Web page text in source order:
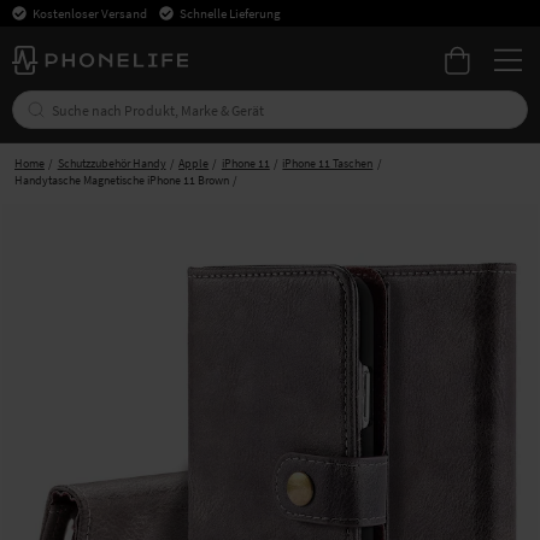
Kostenloser Versand Schnelle Lieferung
Home Schutzzubehör Handy Apple iPhone 11
iPhone 11 Taschen
Handytasche Magnetische iPhone 11 Brown